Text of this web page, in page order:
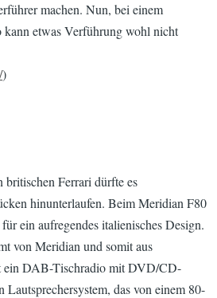
machen. Nun, bei einem
etwas Verführung wohl nicht
)
britischen Ferrari dürfte es
hinunterlaufen. Beim Meridian F80
ein aufregendes italienisches Design.
von Meridian und somit aus
ein DAB-Tischradio mit DVD/CD-
das von einem 80-